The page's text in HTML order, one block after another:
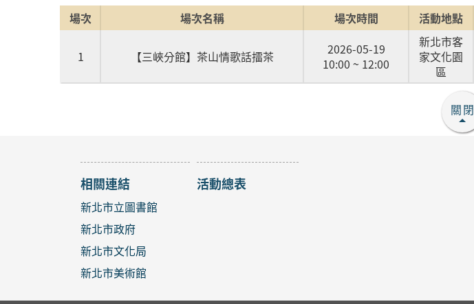
場次 場次名稱 場次時間 活動地點
1 【三峽分館】茶山情歌話擂茶
2026-05-19
10:00 ~ 12:00
新北市客
家文化園
區
關閉
相關連結
新北市立圖書館
新北市政府
新北市文化局
新北市美術館
活動總表